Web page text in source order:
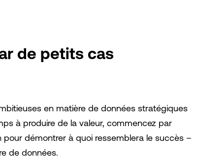
de petits cas
en matière de données stratégiques
à produire de la valeur, commencez par
pour démontrer à quoi ressemblera le succès –
de données.